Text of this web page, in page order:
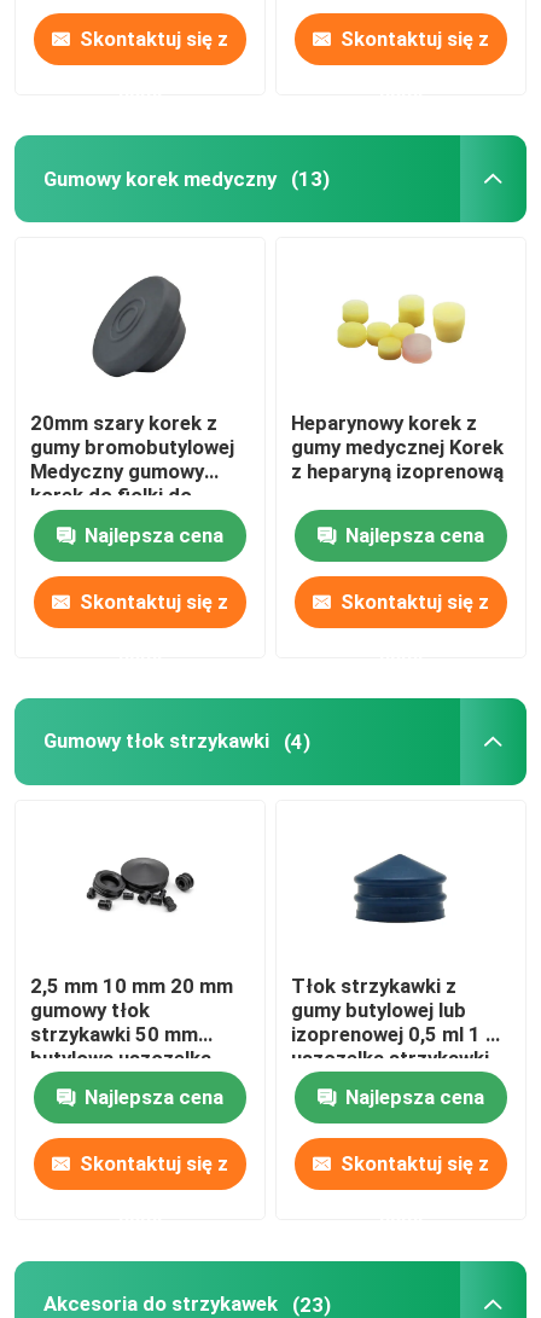
Skontaktuj się z Skontaktuj się z
Gumowy korek medyczny (13)
20mm szary korek z
gumy bromobutylowej
Medyczny gumowy
korek do fiolki do
wstrzykiwań
Najlepsza cena
Skontaktuj się z
Heparynowy korek z
gumy medycznej Korek
z heparyną izoprenową
Najlepsza cena
Skontaktuj się z
Gumowy tłok strzykawki (4)
2,5 mm 10 mm 20 mm
gumowy tłok
strzykawki 50 mm
butylowa uszczelka
medyczna
Najlepsza cena
Skontaktuj się z
Tłok strzykawki z
gumy butylowej lub
izoprenowej 0,5 ml 1 ml
uszczelka strzykawki
Najlepsza cena
Skontaktuj się z
Akcesoria do strzykawek (23)